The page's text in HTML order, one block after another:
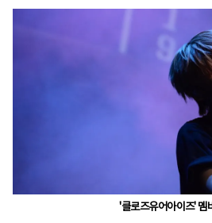
'클로즈유어아이즈' 멤